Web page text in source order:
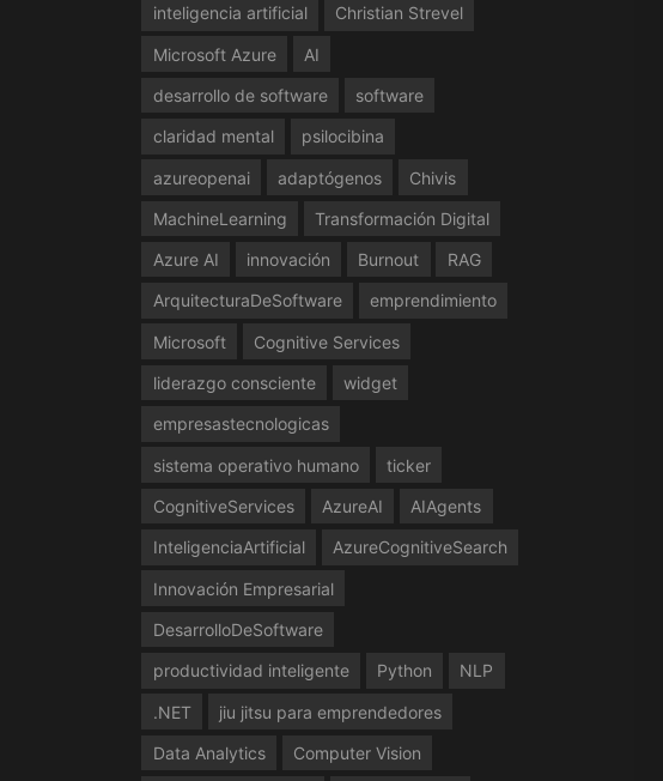
inteligencia artificial Christian Strevel
Microsoft Azure AI
desarrollo de software software
claridad mental psilocibina
azureopenai adaptógenos Chivis
MachineLearning Transformación Digital
Azure AI innovación Burnout RAG
ArquitecturaDeSoftware emprendimiento
Microsoft Cognitive Services
liderazgo consciente widget
empresastecnologicas
sistema operativo humano ticker
CognitiveServices AzureAI AIAgents
InteligenciaArtificial AzureCognitiveSearch
Innovación Empresarial
DesarrolloDeSoftware
productividad inteligente Python NLP
.NET jiu jitsu para emprendedores
Data Analytics Computer Vision